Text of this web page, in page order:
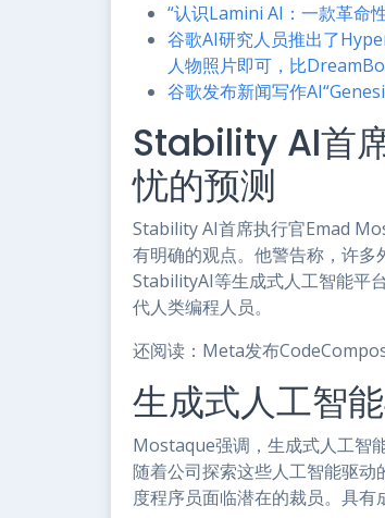
“认识Lamini AI：一款革命
谷歌AI研究人员推出了
人物照片即可，比
谷歌发布新闻写作
Stability AI首
忧的预测
Stability AI首席执行官Emad
有明确的观点。他警告称，许
StabilityAI等生成式人工智能平
代人类编程人员。
还阅读：Meta发布
生成式人工智
Mostaque强调，生成式人工智
随着公司探索这些人工智能驱
度程序员面临潜在的裁员。具有